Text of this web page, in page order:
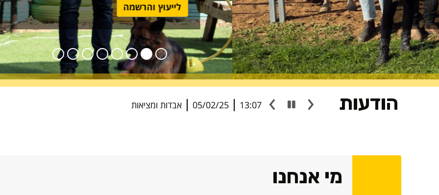
לייעוץ והרשמה
הודעות 14:19
13/02/25 "רוני קופי" לצילום מסמכים בקמפוס
מי אנחנו